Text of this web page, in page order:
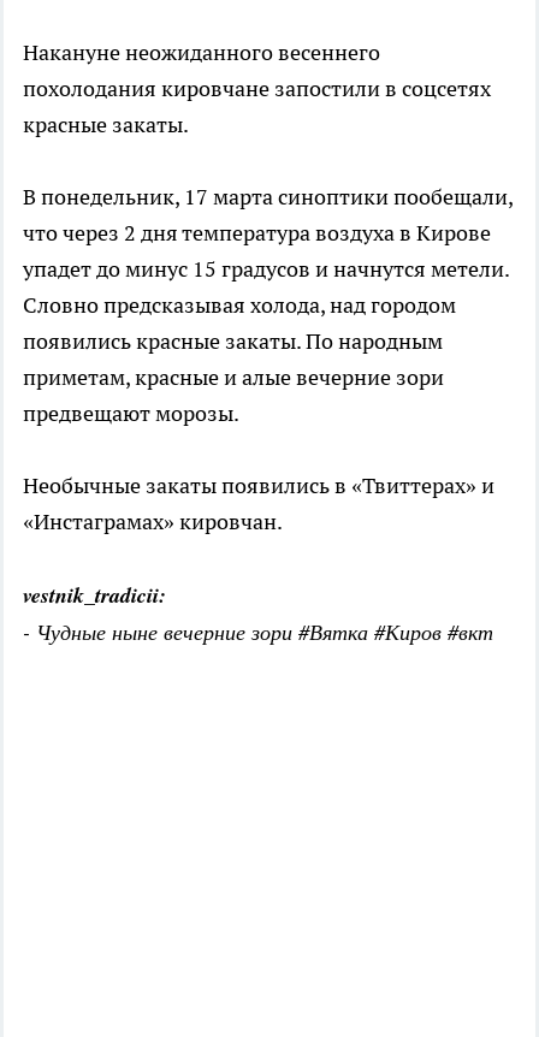
Накануне неожиданного весеннего
похолодания кировчане запостили в соцсетях
красные закаты.
В понедельник, 17 марта синоптики пообещали,
что через 2 дня температура воздуха в Кирове
упадет до минус 15 градусов и начнутся метели.
Словно предсказывая холода, над городом
появились красные закаты. По народным
приметам, красные и алые вечерние зори
предвещают морозы.
Необычные закаты появились в «Твиттерах» и
«Инстаграмах» кировчан.
vestnik_tradicii:
- Чудные ныне вечерние зори #Вятка #Киров #вкт